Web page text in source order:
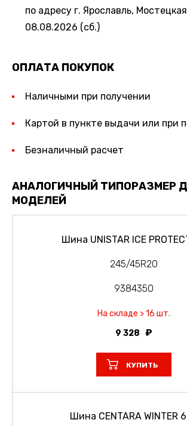
по адресу г. Ярославль,
08.08.2026 (сб.)
ОПЛАТА ПОКУПОК
Наличными при получении
Картой в пункте выдачи или при
Безналичный расчет
АНАЛОГИЧНЫЙ ТИПОРАЗМЕР
МОДЕЛЕЙ
Шина UNISTAR ICE
245/45R20
9384350
На складе > 16 шт.
9 328
КУПИТЬ
Шина CENTARA WINTER